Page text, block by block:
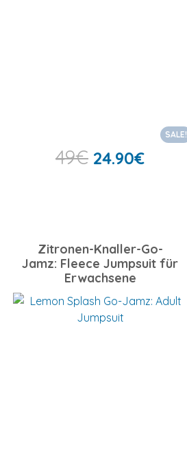
SALE!
49€ 24.90€
Zitronen-Knaller-Go-
Jamz: Fleece Jumpsuit für
Erwachsene